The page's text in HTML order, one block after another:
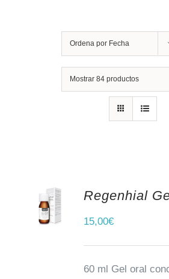
Ordena por Fecha
Mostrar 84 productos
Regenhial
15,00€
60 ml Gel oral